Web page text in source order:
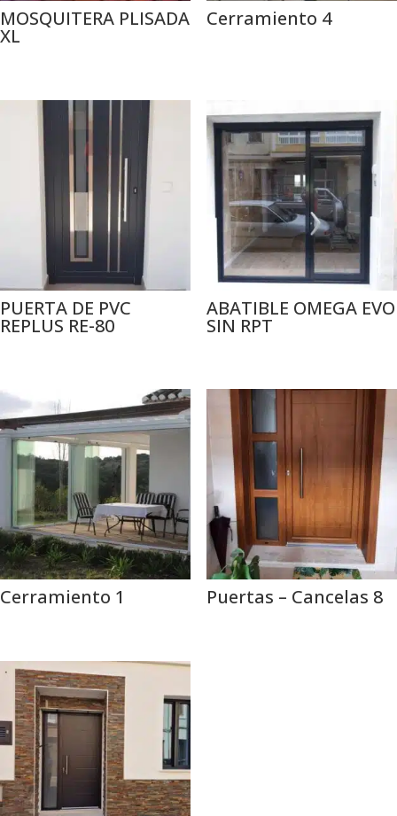
MOSQUITERA PLISADA
XL
Cerramiento 4
PUERTA DE PVC
REPLUS RE-80
ABATIBLE OMEGA EVO
SIN RPT
Cerramiento 1 Puertas – Cancelas 8